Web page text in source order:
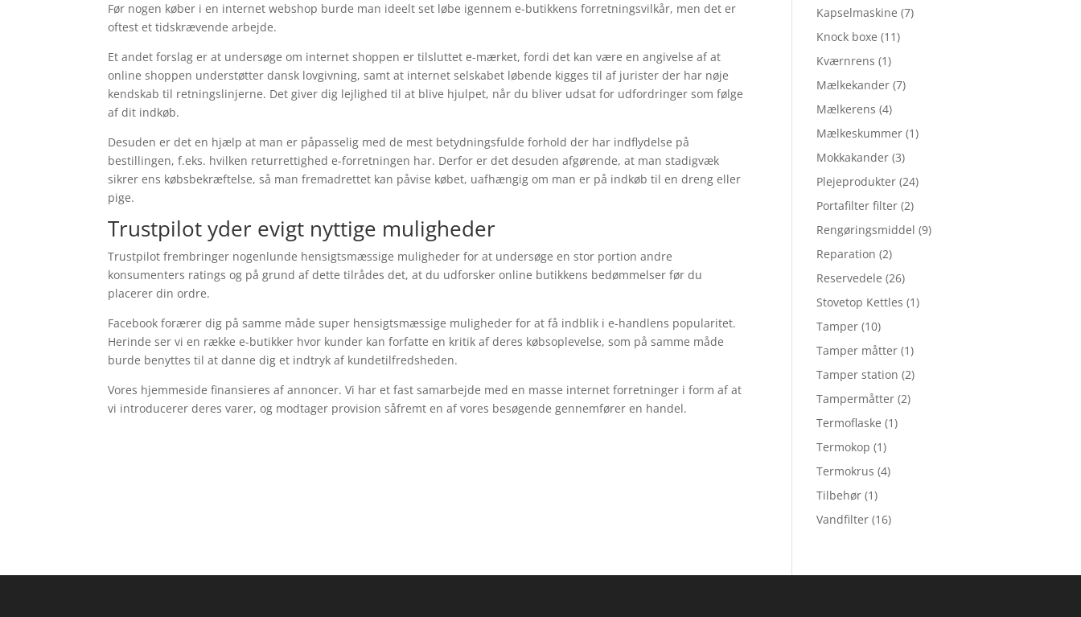
Før nogen køber i en internet webshop burde man ideelt set løbe igennem e-butikkens forretningsvilkår, men det er
oftest et tidskrævende arbejde.
Et andet forslag er at undersøge om internet shoppen er tilsluttet e-mærket, fordi det kan være en angivelse af at
online shoppen understøtter dansk lovgivning, samt at internet selskabet løbende kigges til af jurister der har nøje
kendskab til retningslinjerne. Det giver dig lejlighed til at blive hjulpet, når du bliver udsat for udfordringer som følge
af dit indkøb.
Desuden er det en hjælp at man er påpasselig med de mest betydningsfulde forhold der har indflydelse på
bestillingen, f.eks. hvilken returrettighed e-forretningen har. Derfor er det desuden afgørende, at man stadigvæk
sikrer ens købsbekræftelse, så man fremadrettet kan påvise købet, uafhængig om man er på indkøb til en dreng eller
pige.
Trustpilot yder evigt nyttige muligheder
Trustpilot frembringer nogenlunde hensigtsmæssige muligheder for at undersøge en stor portion andre
konsumenters ratings og på grund af dette tilrådes det, at du udforsker online butikkens bedømmelser før du
placerer din ordre.
Facebook forærer dig på samme måde super hensigtsmæssige muligheder for at få indblik i e-handlens popularitet.
Herinde ser vi en række e-butikker hvor kunder kan forfatte en kritik af deres købsoplevelse, som på samme måde
burde benyttes til at danne dig et indtryk af kundetilfredsheden.
Vores hjemmeside finansieres af annoncer. Vi har et fast samarbejde med en masse internet forretninger i form af at
vi introducerer deres varer, og modtager provision såfremt en af vores besøgende gennemfører en handel.
Kapselmaskine (7)
Knock boxe (11)
Kværnrens (1)
Mælkekander (7)
Mælkerens (4)
Mælkeskummer (1)
Mokkakander (3)
Plejeprodukter (24)
Portafilter filter (2)
Rengøringsmiddel (9)
Reparation (2)
Reservedele (26)
Stovetop Kettles (1)
Tamper (10)
Tamper måtter (1)
Tamper station (2)
Tampermåtter (2)
Termoflaske (1)
Termokop (1)
Termokrus (4)
Tilbehør (1)
Vandfilter (16)